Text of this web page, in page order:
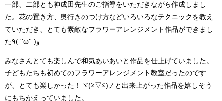
一部、二部とも神成田先生のご指導をいただきながら作成しまし
た。花の置き方、奥行きのつけ方などいろいろなテクニックを教え
ていただき、とても素敵なフラワーアレンジメント作品ができまし
た٩( ''ω'' )و
みなさんとても楽しんで和気あいあいと作品を仕上げていました。
子どもたちも初めてのフラワーアレンジメント教室だったのです
が、とても楽しかった！ヾ(≧▽≦)ノと出来上がった作品を嬉しそう
にもちかえっていました。